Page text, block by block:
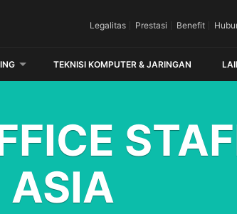
Legalitas Prestasi Benefit
TEKNISI KOMPUTER & JARINGAN
ASIA